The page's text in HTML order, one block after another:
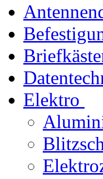
Elektro